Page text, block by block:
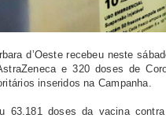
d’Oeste recebeu neste
e 320 doses de
inseridos na Campanha.
63.181 doses da vacina